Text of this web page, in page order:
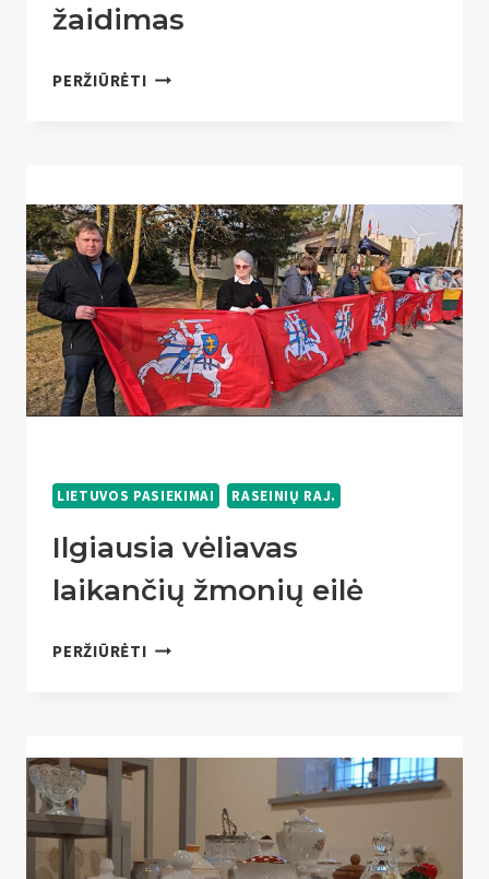
žaidimas
PERŽIŪRĖTIMASIŠKIAUSIAS
LIETUVOS PASIEKIMAI RASEINIŲ RAJ.
Ilgiausia vėliavas
laikančių žmonių eilė
PERŽIŪRĖTIILGIAUSIA